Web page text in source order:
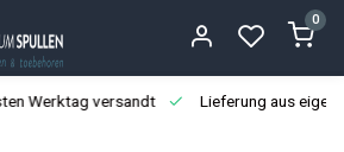
0
Werktag versandt Lieferung aus